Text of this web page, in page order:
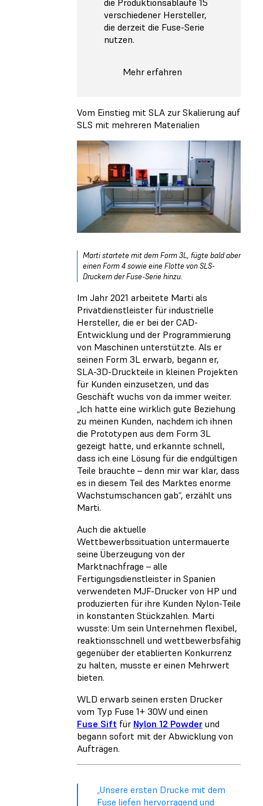
verschiedener Hersteller,
die derzeit die Fuse-Serie
nutzen.
Mehr erfahren
Vom Einstieg mit SLA zur Skalierung auf
SLS mit mehreren Materialien
Marti startete mit dem Form 3L, fügte bald aber
einen Form 4 sowie eine Flotte von SLS-
Druckern der Fuse-Serie hinzu.
Im Jahr 2021 arbeitete Marti als
Privatdienstleister für industrielle
Hersteller, die er bei der CAD-
Entwicklung und der Programmierung
von Maschinen unterstützte. Als er
seinen Form 3L erwarb, begann er,
SLA-3D-Druckteile in kleinen Projekten
für Kunden einzusetzen, und das
Geschäft wuchs von da immer weiter.
„Ich hatte eine wirklich gute Beziehung
zu meinen Kunden, nachdem ich ihnen
die Prototypen aus dem Form 3L
gezeigt hatte, und erkannte schnell,
dass ich eine Lösung für die endgültigen
Teile brauchte – denn mir war klar, dass
es in diesem Teil des Marktes enorme
Wachstumschancen gab“, erzählt uns
Marti.
Auch die aktuelle
Wettbewerbssituation untermauerte
seine Überzeugung von der
Marktnachfrage – alle
Fertigungsdienstleister in Spanien
verwendeten MJF-Drucker von HP und
produzierten für ihre Kunden Nylon-Teile
in konstanten Stückzahlen. Marti
wusste: Um sein Unternehmen flexibel,
reaktionsschnell und wettbewerbsfähig
gegenüber der etablierten Konkurrenz
zu halten, musste er einen Mehrwert
bieten.
WLD erwarb seinen ersten Drucker
vom Typ Fuse 1+ 30W und einen
Fuse Sift für Nylon 12 Powder und
begann sofort mit der Abwicklung von
Aufträgen.
„Unsere ersten Drucke mit dem
Fuse liefen hervorragend und